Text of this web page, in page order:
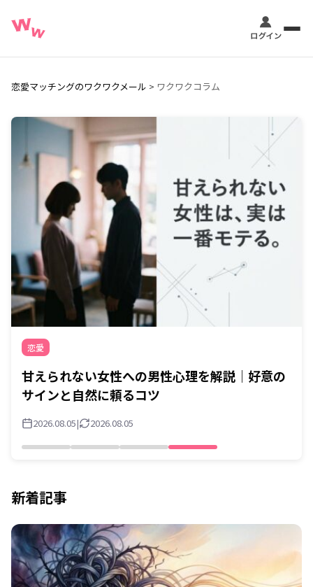
恋愛マッチングのワクワクメール > ワクワクコラム
恋愛
甘えられない女性への男性心理を解説｜好意の
サインと自然に頼るコツ
2026.08.05| 2026.08.05
新着記事